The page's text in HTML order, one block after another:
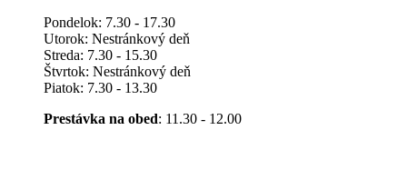
Pondelok: 7.30 - 17.30
Utorok: Nestránkový deň
Streda: 7.30 - 15.30
Štvrtok: Nestránkový deň
Piatok: 7.30 - 13.30
Prestávka na obed: 11.30 - 12.00